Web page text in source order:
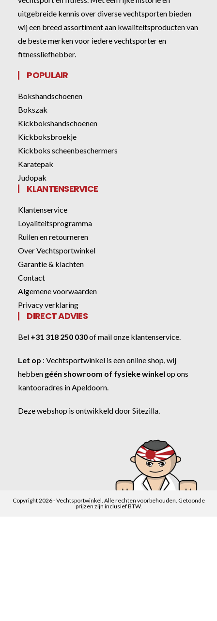
uitgebreide kennis over diverse vechtsporten bieden
wij een breed assortiment aan kwaliteitsproducten van
de beste merken voor iedere vechtsporter en
fitnessliefhebber.
POPULAIR
Bokshandschoenen
Bokszak
Kickbokshandschoenen
Kickboksbroekje
Kickboks scheenbeschermers
Karatepak
Judopak
KLANTENSERVICE
Klantenservice
Loyaliteitsprogramma
Ruilen en retourneren
Over Vechtsportwinkel
Garantie & klachten
Contact
Algemene voorwaarden
Privacy verklaring
DIRECT ADVIES
Bel +31 318 250 030ofmail onze klantenservice.
Let op :Vechtsportwinkel is een online shop, wij
hebben géén showroom of fysieke winkel op ons
kantooradres in Apeldoorn.
Deze webshop is ontwikkeld doorSitezilla.
Copyright 2026 - Vechtsportwinkel. Alle rechten voorbehouden. Getoonde
prijzen zijn inclusief BTW.